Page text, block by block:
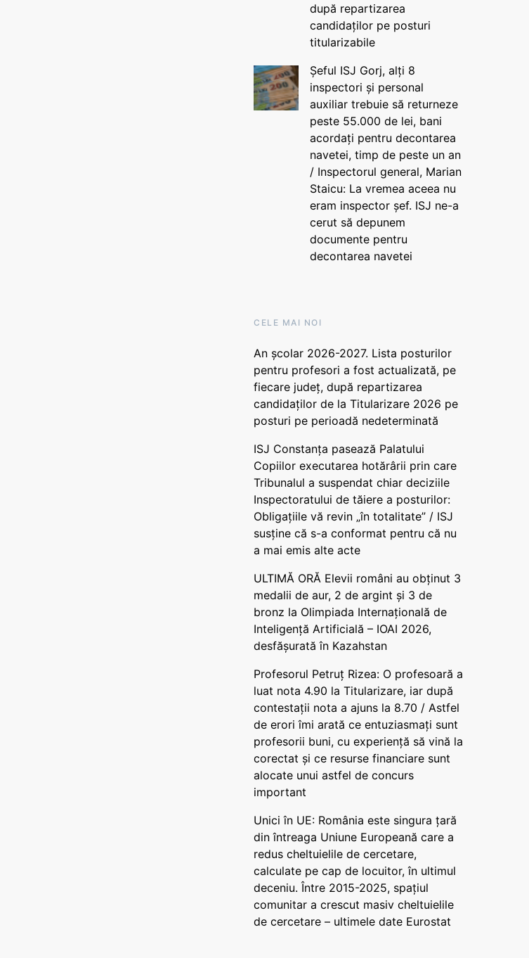
după repartizarea
candidaților pe posturi
titularizabile
Șeful ISJ Gorj, alți 8
inspectori și personal
auxiliar trebuie să returneze
peste 55.000 de lei, bani
acordați pentru decontarea
navetei, timp de peste un an
/ Inspectorul general, Marian
Staicu: La vremea aceea nu
eram inspector șef. ISJ ne-a
cerut să depunem
documente pentru
decontarea navetei
CELE MAI NOI
An școlar 2026-2027. Lista posturilor
pentru profesori a fost actualizată, pe
fiecare județ, după repartizarea
candidaților de la Titularizare 2026 pe
posturi pe perioadă nedeterminată
ISJ Constanța pasează Palatului
Copiilor executarea hotărârii prin care
Tribunalul a suspendat chiar deciziile
Inspectoratului de tăiere a posturilor:
Obligațiile vă revin „în totalitate” / ISJ
susține că s-a conformat pentru că nu
a mai emis alte acte
ULTIMĂ ORĂ Elevii români au obținut 3
medalii de aur, 2 de argint și 3 de
bronz la Olimpiada Internațională de
Inteligență Artificială – IOAI 2026,
desfășurată în Kazahstan
Profesorul Petruț Rizea: O profesoară a
luat nota 4.90 la Titularizare, iar după
contestații nota a ajuns la 8.70 / Astfel
de erori îmi arată ce entuziasmați sunt
profesorii buni, cu experiență să vină la
corectat și ce resurse financiare sunt
alocate unui astfel de concurs
important
Unici în UE: România este singura țară
din întreaga Uniune Europeană care a
redus cheltuielile de cercetare,
calculate pe cap de locuitor, în ultimul
deceniu. Între 2015-2025, spațiul
comunitar a crescut masiv cheltuielile
de cercetare – ultimele date Eurostat